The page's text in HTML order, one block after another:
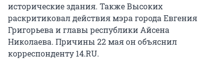
исторические здания. Также Высоких
раскритиковал действия мэра города Евгения
Григорьева и главы республики Айсена
Николаева. Причины 22 мая он объяснил
корреспонденту 14.RU.